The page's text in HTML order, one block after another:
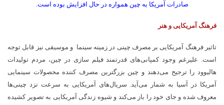
صادرات آمریکا به چین همواره در حال افزایش بوده است.
فرهنگ آمریکایی و هنر
تاثیر فرهنگ آمریکایی بر مصرف چینی در زمینه سینما و موسیقی نیز قابل توجه
است. علی­رغم وجود کمپانی­‌های قدرتمند فیلم سازی در چین، مردم تولیدات
هالیوود را ترجیح می­‌دهند و چین بزرگترین مصرف کننده محصولات سینمایی
آمریکا در آسیا به شمار می­‌آید. سریال­‌های آمریکایی به سرعت نزد چینی­‌ها
معروف شده و جای خود را باز می­‌کند و شیوه زندگی آمریکایی به تصویر کشیده